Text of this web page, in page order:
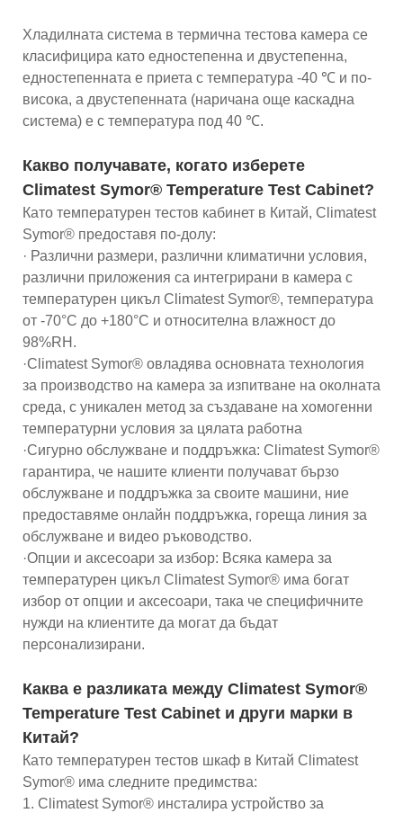
Хладилната система в термична тестова камера се
класифицира като едностепенна и двустепенна,
едностепенната е приета с температура -40 ℃ и по-
висока, а двустепенната (наричана още каскадна
система) е с температура под 40 ℃.
Какво получавате, когато изберете
Climatest Symor® Temperature Test Cabinet?
Като температурен тестов кабинет в Китай, Climatest
Symor® предоставя по-долу:
· Различни размери, различни климатични условия,
различни приложения са интегрирани в камера с
температурен цикъл Climatest Symor®, температура
от -70°C до +180°C и относителна влажност до
98%RH.
·Climatest Symor® овладява основната технология
за производство на камера за изпитване на околната
среда, с уникален метод за създаване на хомогенни
температурни условия за цялата работна
·Сигурно обслужване и поддръжка: Climatest Symor®
гарантира, че нашите клиенти получават бързо
обслужване и поддръжка за своите машини, ние
предоставяме онлайн поддръжка, гореща линия за
обслужване и видео ръководство.
·Опции и аксесоари за избор: Всяка камера за
температурен цикъл Climatest Symor® има богат
избор от опции и аксесоари, така че специфичните
нужди на клиентите да могат да бъдат
персонализирани.
Каква е разликата между Climatest Symor®
Temperature Test Cabinet и други марки в
Китай?
Като температурен тестов шкаф в Китай Climatest
Symor® има следните предимства:
1. Climatest Symor® инсталира устройство за